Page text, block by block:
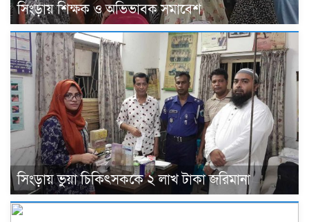
সিংড়ায় শিক্ষক ও অভিভাবক সমাবেশ
সিংড়ায় ভুয়া চিকিৎসককে ২ লাখ টাকা জরিমানা